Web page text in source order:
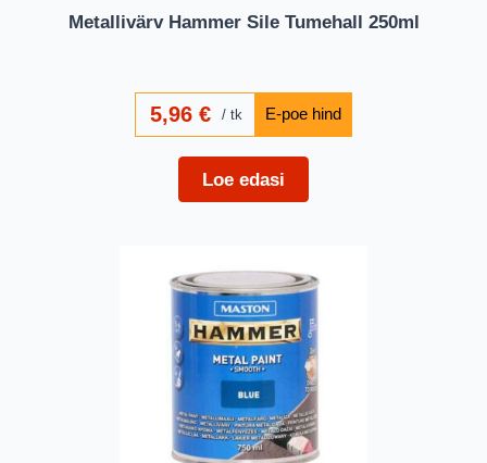
Metallivärv Hammer Sile Tumehall 250ml
5,96€ tk
Loe edasi